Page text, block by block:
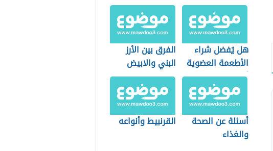
هل يُفضل شراء
الأطعمة العضوية
أثناء التسوق؟
الفرق بين الأرز
البني والابيض
أسئلة عن الصحة
والغذاء
القرنبيط وأنواعه